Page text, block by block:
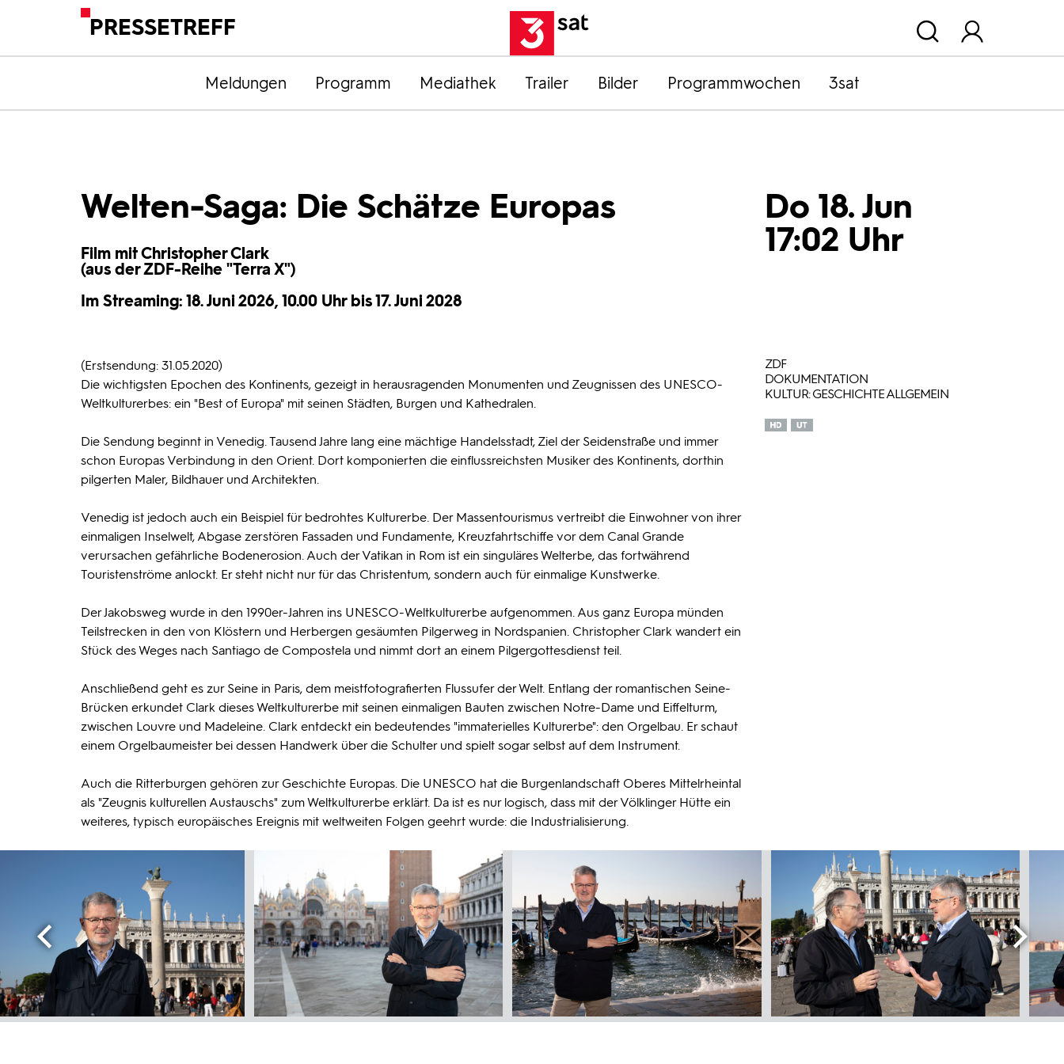
PRESSETREFF
Meldungen Programm Mediathek Trailer Bilder Programmwochen 3sat
Welten-Saga: Die Schätze Europas
Film mit Christopher Clark
(aus der ZDF-Reihe "Terra X")
Im Streaming: 18. Juni 2026, 10.00 Uhr bis 17. Juni 2028
Do 18. Jun
17:02 Uhr
(Erstsendung: 31.05.2020)
Die wichtigsten Epochen des Kontinents, gezeigt in herausragenden Monumenten und Zeugnissen des UNESCO-
Weltkulturerbes: ein "Best of Europa" mit seinen Städten, Burgen und Kathedralen.
Die Sendung beginnt in Venedig. Tausend Jahre lang eine mächtige Handelsstadt, Ziel der Seidenstraße und immer
schon Europas Verbindung in den Orient. Dort komponierten die einflussreichsten Musiker des Kontinents, dorthin
pilgerten Maler, Bildhauer und Architekten.
Venedig ist jedoch auch ein Beispiel für bedrohtes Kulturerbe. Der Massentourismus vertreibt die Einwohner von ihrer
einmaligen Inselwelt, Abgase zerstören Fassaden und Fundamente, Kreuzfahrtschiffe vor dem Canal Grande
verursachen gefährliche Bodenerosion. Auch der Vatikan in Rom ist ein singuläres Welterbe, das fortwährend
Touristenströme anlockt. Er steht nicht nur für das Christentum, sondern auch für einmalige Kunstwerke.
Der Jakobsweg wurde in den 1990er-Jahren ins UNESCO-Weltkulturerbe aufgenommen. Aus ganz Europa münden
Teilstrecken in den von Klöstern und Herbergen gesäumten Pilgerweg in Nordspanien. Christopher Clark wandert ein
Stück des Weges nach Santiago de Compostela und nimmt dort an einem Pilgergottesdienst teil.
Anschließend geht es zur Seine in Paris, dem meistfotografierten Flussufer der Welt. Entlang der romantischen Seine-
Brücken erkundet Clark dieses Weltkulturerbe mit seinen einmaligen Bauten zwischen Notre-Dame und Eiffelturm,
zwischen Louvre und Madeleine. Clark entdeckt ein bedeutendes "immaterielles Kulturerbe": den Orgelbau. Er schaut
einem Orgelbaumeister bei dessen Handwerk über die Schulter und spielt sogar selbst auf dem Instrument.
Auch die Ritterburgen gehören zur Geschichte Europas. Die UNESCO hat die Burgenlandschaft Oberes Mittelrheintal
als "Zeugnis kulturellen Austauschs" zum Weltkulturerbe erklärt. Da ist es nur logisch, dass mit der Völklinger Hütte ein
weiteres, typisch europäisches Ereignis mit weltweiten Folgen geehrt wurde: die Industrialisierung.
ZDF
DOKUMENTATION
KULTUR: GESCHICHTE ALLGEMEIN